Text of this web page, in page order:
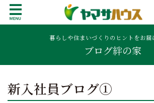
o
鹿児島で注文住宅なら
新築の注文住宅や建売
の方はこちら。鹿児島県
ーワンの実績を誇る、
ヤマサハウス。展示場
暮らしや住まいづくりのヒントをお届
ブログ絆の家
新入社員ブログ①